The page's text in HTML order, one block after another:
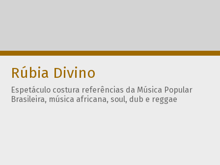
Rúbia Divino
Espetáculo costura referências da Música Popular
Brasileira, música africana, soul, dub e reggae